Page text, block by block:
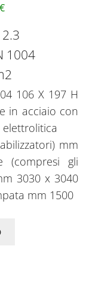
1004
106 X 197 H
in acciaio con
mm
(compresi gli
3030 x 3040
mm 1500